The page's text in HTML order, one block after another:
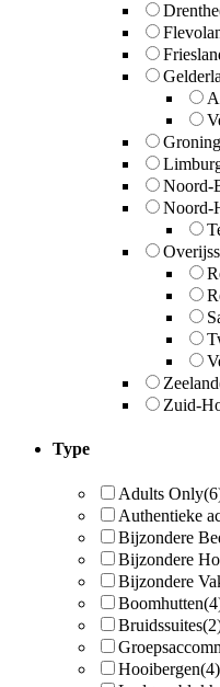
Drenthe
Noord-
Noord-
Zeeland
Zuid-
Type
Adults Only
Authentieke
Bijzondere
Bijzondere
Bijzondere
Boomhutten
Bruidssuites
Hooibergen(4)